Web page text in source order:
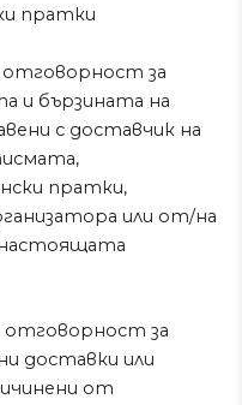
пратки
отговорност за
и бързината на
с доставчик на
пратки,
или от/на
настоящата
отговорност за
доставки или
от